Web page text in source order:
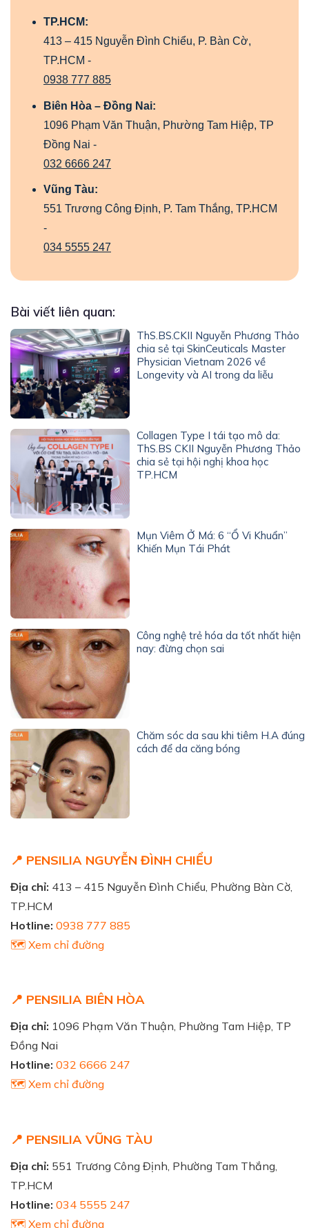
TP.HCM:
413 – 415 Nguyễn Đình Chiểu, P. Bàn Cờ,
TP.HCM -
0938 777 885
Biên Hòa – Đồng Nai:
1096 Phạm Văn Thuận, Phường Tam Hiệp, TP
Đồng Nai -
032 6666 247
Vũng Tàu:
551 Trương Công Định, P. Tam Thắng, TP.HCM
-
034 5555 247
Bài viết liên quan:
ThS.BS.CKII Nguyễn Phương Thảo
chia sẻ tại SkinCeuticals Master
Physician Vietnam 2026 về
Longevity và AI trong da liễu
Collagen Type I tái tạo mô da:
ThS.BS CKII Nguyễn Phương Thảo
chia sẻ tại hội nghị khoa học
TP.HCM
Mụn Viêm Ở Má: 6 “Ổ Vi Khuẩn”
Khiến Mụn Tái Phát
Công nghệ trẻ hóa da tốt nhất hiện
nay: đừng chọn sai
Chăm sóc da sau khi tiêm H.A đúng
cách để da căng bóng
📍 PENSILIA NGUYỄN ĐÌNH CHIỂU
Địa chỉ: 413 – 415 Nguyễn Đình Chiểu, Phường Bàn Cờ,
TP.HCM
Hotline: 0938 777 885
🗺️ Xem chỉ đường
📍 PENSILIA BIÊN HÒA
Địa chỉ: 1096 Phạm Văn Thuận, Phường Tam Hiệp, TP
Đồng Nai
Hotline: 032 6666 247
🗺️ Xem chỉ đường
📍 PENSILIA VŨNG TÀU
Địa chỉ: 551 Trương Công Định, Phường Tam Thắng,
TP.HCM
Hotline: 034 5555 247
🗺️ Xem chỉ đường